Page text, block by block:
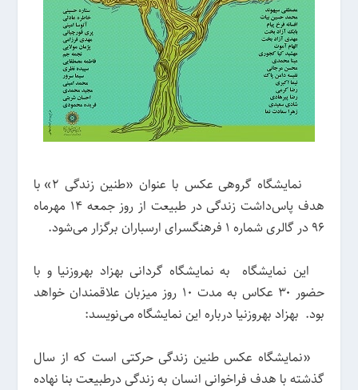
نمایشگاه گروهی عکس با عنوان «طنین زندگی ۲» با
هدف پاس‌داشت زندگی در طبیعت از روز جمعه ۱۴ مهرماه
۹۶ در گالری شماره ۱ فرهنگسرای ارسباران برگزار می‌شود.
این نمایشگاه به نمایشگاه گردانی بهزاد بهروزنیا و با
حضور ۳۰ عکاس به مدت ۱۰ روز میزبان علاقمندان خواهد
بود. بهزاد بهروزنیا درباره این نمایشگاه می‌نویسد:
«نمایشگاه عکس طنین زندگی حرکتی است که از سال
گذشته با هدف فراخوانی انسان به زندگی درطبیعت بنا نهاده